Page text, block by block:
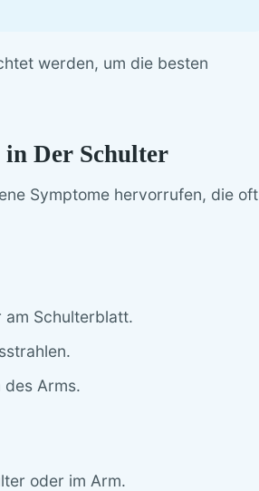
werden, um die besten
in Der Schulter
Symptome hervorrufen, die oft
am Schulterblatt.
des Arms.
oder im Arm.